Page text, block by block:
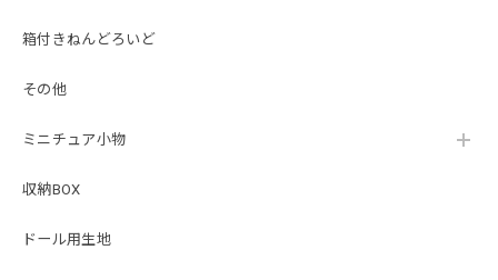
箱付きねんどろいど
その他
ミニチュア小物
収納BOX
ドール用生地